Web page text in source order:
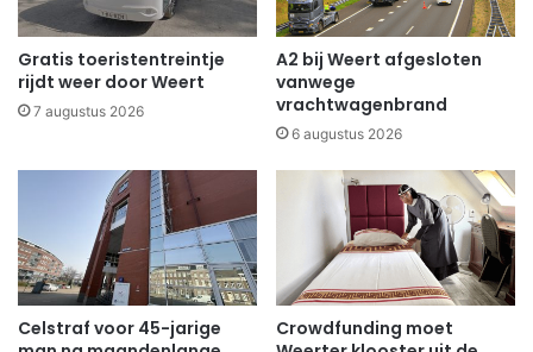
Gratis toeristentreintje
rijdt weer door Weert
7 augustus 2026
A2 bij Weert afgesloten
vanwege
vrachtwagenbrand
6 augustus 2026
Celstraf voor 45-jarige
Crowdfunding moet